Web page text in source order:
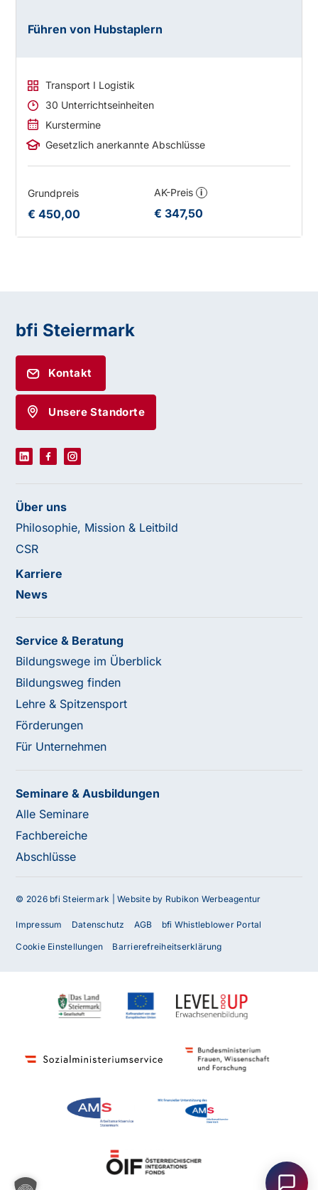
Unser Team ist gerne für Sie da! Nehmen Sie jetzt
Führen von Hubstaplern
Transport I Logistik
30 Unterrichtseinheiten
Kurstermine
Gesetzlich anerkannte Abschlüsse
Grundpreis
€ 450,00
AK-Preis i
€ 347,50
bfi Steiermark
Kontakt
Unsere Standorte
Über uns
Philosophie, Mission & Leitbild
CSR
Karriere
News
Service & Beratung
Bildungswege im Überblick
Bildungsweg finden
Lehre & Spitzensport
Förderungen
Für Unternehmen
Seminare & Ausbildungen
Alle Seminare
Fachbereiche
Abschlüsse
© 2026 bfi Steiermark |Website by Rubikon Werbeagentur
Impressum Datenschutz AGB bfi Whistleblower Portal
Cookie Einstellungen Barrierefreiheitserklärung